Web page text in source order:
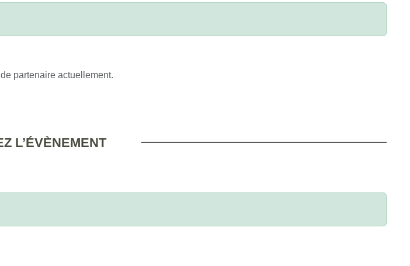
partenaire actuellement.
L’ÉVÈNEMENT